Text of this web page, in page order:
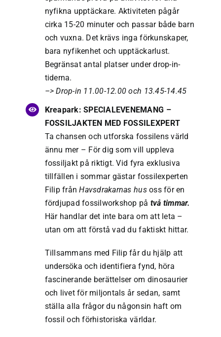
nyfikna upptäckare. Aktiviteten pågår
cirka 15-20 minuter och passar både barn
och vuxna. Det krävs inga förkunskaper,
bara nyfikenhet och upptäckarlust.
Begränsat antal platser under drop-in-
tiderna.
–> Drop-in 11.00-12.00 och 13.45-14.45
Kreapark: SPECIALEVENEMANG –
FOSSILJAKTEN MED FOSSILEXPERT
Ta chansen och utforska fossilens värld
ännu mer – För dig som vill uppleva
fossiljakt på riktigt. Vid fyra exklusiva
tillfällen i sommar gästar fossilexperten
Filip frånHavsdrakarnas husoss för en
fördjupad fossilworkshop på två timmar.
Här handlar det inte bara om att leta –
utan om att förstå vad du faktiskt hittar.
Tillsammans med Filip får du hjälp att
undersöka och identifiera fynd, höra
fascinerande berättelser om dinosaurier
och livet för miljontals år sedan, samt
ställa alla frågor du någonsin haft om
fossil och förhistoriska världar.